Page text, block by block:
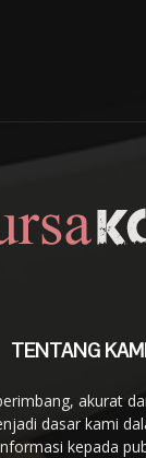
TENTANG
akurat
dasar kami
kepada